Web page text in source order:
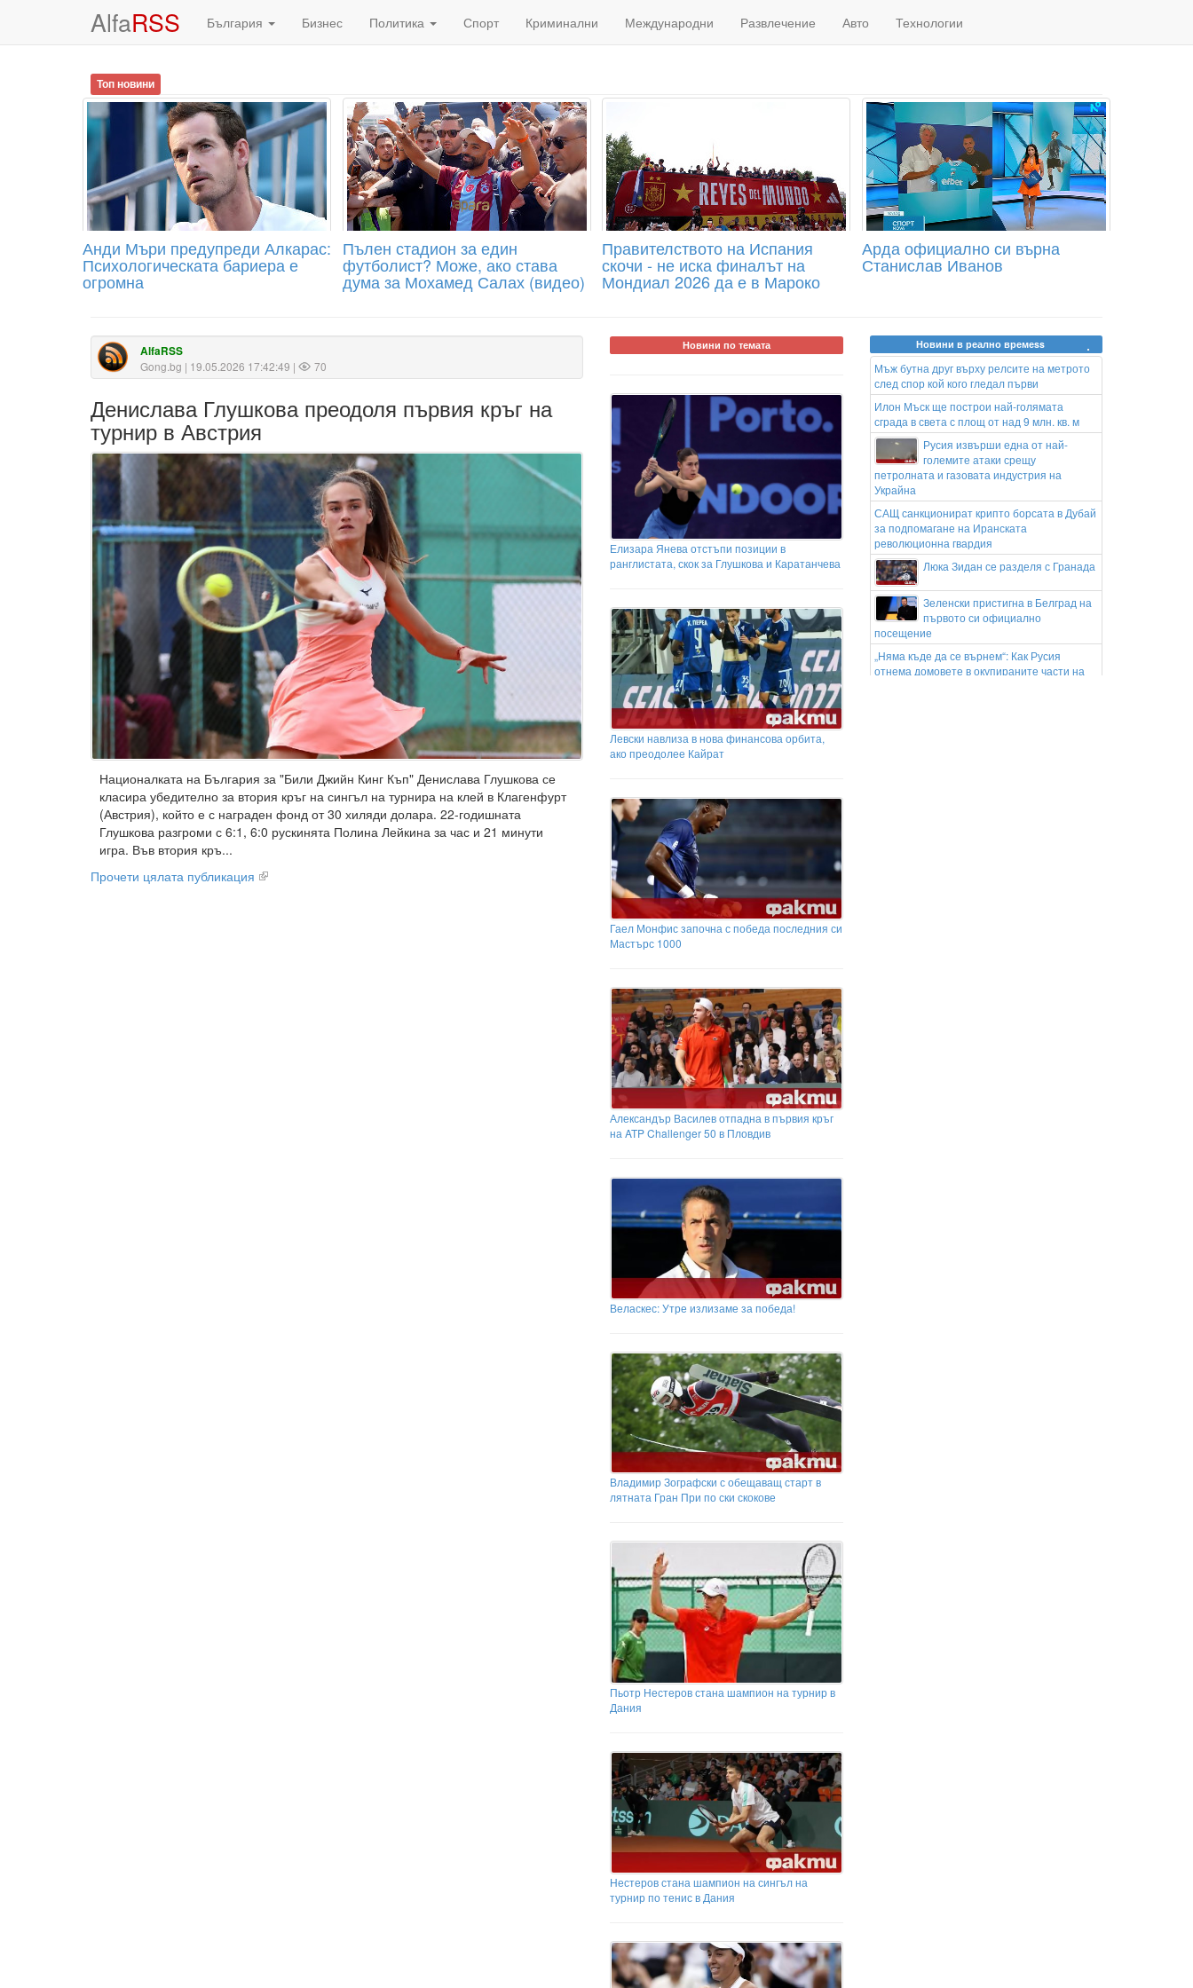
AlfaRSS България Бизнес Политика Спорт Криминални Международни Развлечение Авто Технологии
Топ новини
Анди Мъри предупреди Алкарас:
Психологическата бариера е
огромна
Пълен стадион за един
футболист? Може, ако става
дума за Мохамед Салах (видео)
Правителството на Испания
скочи - не иска финалът на
Мондиал 2026 да е в Мароко
Арда официално си върна
Станислав Иванов
AlfaRSS
Gong.bg | 19.05.2026 17:42:49 | 70
Денислава Глушкова преодоля първия кръг на
турнир в Австрия
Националката на България за "Били Джийн Кинг Къп" Денислава Глушкова се
класира убедително за втория кръг на сингъл на турнира на клей в Клагенфурт
(Австрия), който е с награден фонд от 30 хиляди долара. 22-годишната
Глушкова разгроми с 6:1, 6:0 рускинята Полина Лейкина за час и 21 минути
игра. Във втория кръ...
Прочети цялата публикация
Новини по темата
Елизара Янева отстъпи позиции в
ранглистата, скок за Глушкова и Каратанчева
Левски навлиза в нова финансова орбита,
ако преодолее Кайрат
Гаел Монфис започна с победа последния си
Мастърс 1000
Александър Василев отпадна в първия кръг
на ATP Challenger 50 в Пловдив
Веласкес: Утре излизаме за победа!
Владимир Зографски с обещаващ старт в
лятната Гран При по ски скокове
Пьотр Нестеров стана шампион на турнир в
Дания
Нестеров стана шампион на сингъл на
турнир по тенис в Дания
Новини в реално времеss
Мъж бутна друг върху релсите на метрото
след спор кой кого гледал първи
Илон Мъск ще построи най-голямата
сграда в света с площ от над 9 млн. кв. м
Русия извърши една от най-
големите атаки срещу
петролната и газовата индустрия на
Украйна
САЩ санкционират крипто борсата в Дубай
за подпомагане на Иранската
революционна гвардия
Люка Зидан се разделя с Гранада
Зеленски пристигна в Белград на
първото си официално
посещение
„Няма къде да се върнем“: Как Русия
отнема домовете в окупираните части на